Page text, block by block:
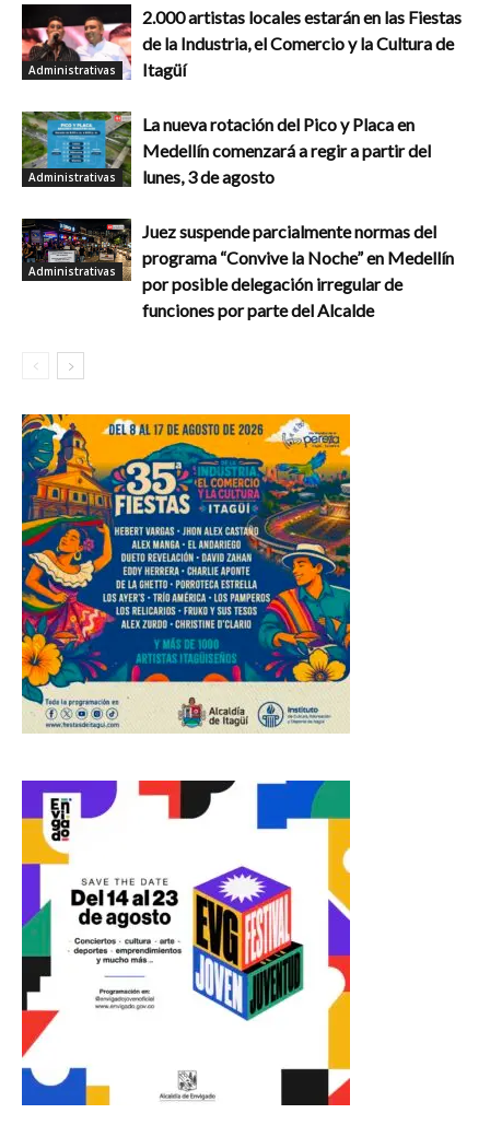
Administrativas
2.000 artistas locales estarán en las Fiestas
de la Industria, el Comercio y la Cultura de
Itagüí
Administrativas
La nueva rotación del Pico y Placa en
Medellín comenzará a regir a partir del
lunes, 3 de agosto
Administrativas
Juez suspende parcialmente normas del
programa “Convive la Noche” en Medellín
por posible delegación irregular de
funciones por parte del Alcalde